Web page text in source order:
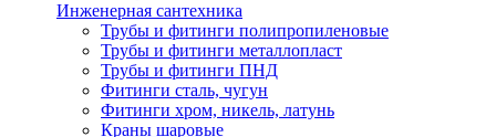
Инженерная сантехника
Трубы и фитинги полипропиленовые
Трубы и фитинги металлопласт
Трубы и фитинги ПНД
Фитинги сталь, чугун
Фитинги хром, никель, латунь
Краны шаровые